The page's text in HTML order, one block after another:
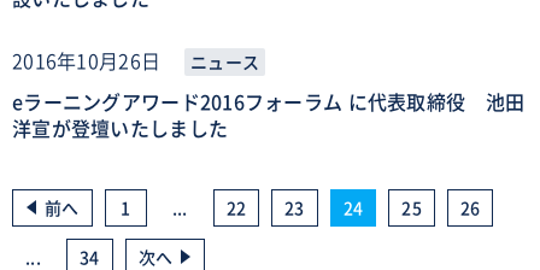
2016年10月26日 ニュース
eラーニングアワード2016フォーラム に代表取締役 池田
洋宣が登壇いたしました
前へ 1 ... 22 23 24 25 26
... 34 次へ